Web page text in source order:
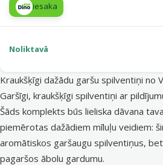
iesaka
Noliktavā
Kraukšķīgi dažādu garšu spilventiņi no
Garšīgi, kraukšķīgi spilventiņi ar
Šāds komplekts būs lieliska dāvana
piemērotas dažādiem mīluļu veidiem:
aromātiskos garšaugu spilventiņus,
pagaršos ābolu gardumu.